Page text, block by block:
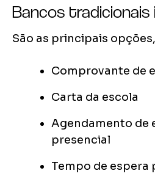
Bancos tradicionais
São as principais
Comprovante de
Carta da escola
Agendamento de
presencial
Tempo de espera